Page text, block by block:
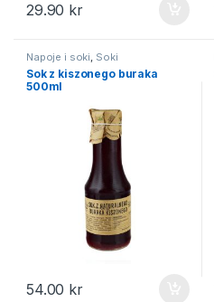
29.90 kr
Napoje i soki, Soki
Sok z kiszonego buraka
500ml
54.00 kr